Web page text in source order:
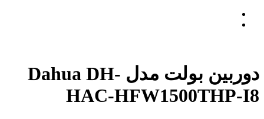
دوربین بولت مدل Dahua DH-
HAC-HFW1500THP-I8